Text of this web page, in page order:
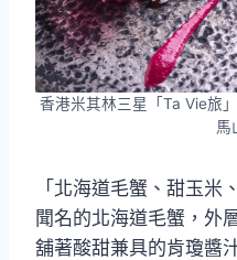
香港米其林三星「Ta Vie旅
馬
「北海道毛蟹、甜玉米
聞名的北海道毛蟹，外
舖著酸甜兼具的肯瓊醬